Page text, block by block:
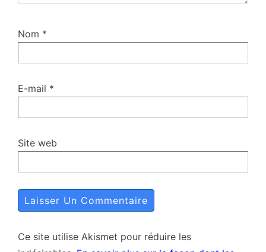
Nom *
E-mail *
Site web
Ce site utilise Akismet pour réduire les